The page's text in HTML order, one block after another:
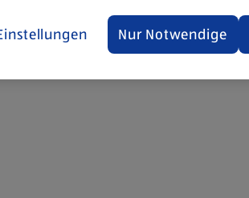
Nur Notwendige